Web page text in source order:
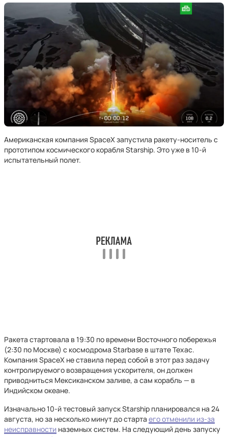
Американская компания SpaceX запустила ракету-носитель с
прототипом космического корабля Starship. Это уже в 10-й
испытательный полет.
Ракета стартовала в 19:30 по времени Восточного побережья
(2:30 по Москве) с космодрома Starbase в штате Техас.
Компания SpaceX не ставила перед собой в этот раз задачу
контролируемого возвращения ускорителя, он должен
приводниться Мексиканском заливе, а сам корабль — в
Индийском океане.
Изначально 10-й тестовый запуск Starship планировался на 24
августа, но за несколько минут до старта его отменили из-за
неисправности наземных систем. На следующий день запуску